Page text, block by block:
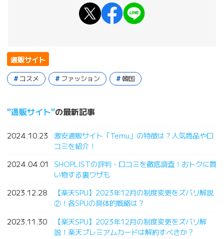
通販サイト
コスメ ファッション 韓国
通販サイト の最新記事
2024.10.23
激安通販サイト「Temu」の特徴は？人気商品や口
コミを紹介！
2024.04.01
SHOPLISTの評判・口コミを徹底調査！おトクに買
い物する裏ワザも
2023.12.28
【楽天SPU】2023年12月の制度変更をズバリ解説
②！各SPUの具体的戦略は？
2023.11.30
【楽天SPU】2023年12月の制度変更をズバリ解
説！楽天プレミアムカードは解約すべきか？